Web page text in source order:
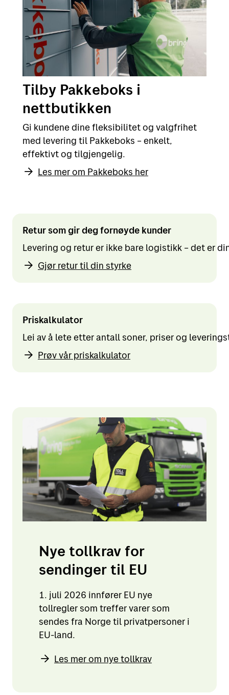
Tilby Pakkeboks i
nettbutikken
Gi kundene dine fleksibilitet og valgfrihet
med levering til Pakkeboks – enkelt,
effektivt og tilgjengelig.
Les mer om Pakkeboks her
Retur som gir deg fornøyde kunder
Levering og retur er ikke bare logistikk – det er
Gjør retur til din styrke
Priskalkulator
Lei av å lete etter antall soner, priser og
Prøv vår priskalkulator
Nye tollkrav for
sendinger til EU
1. juli 2026 innfører EU nye
tollregler som treffer varer som
sendes fra Norge til privatpersoner i
EU-land.
Les mer om nye tollkrav